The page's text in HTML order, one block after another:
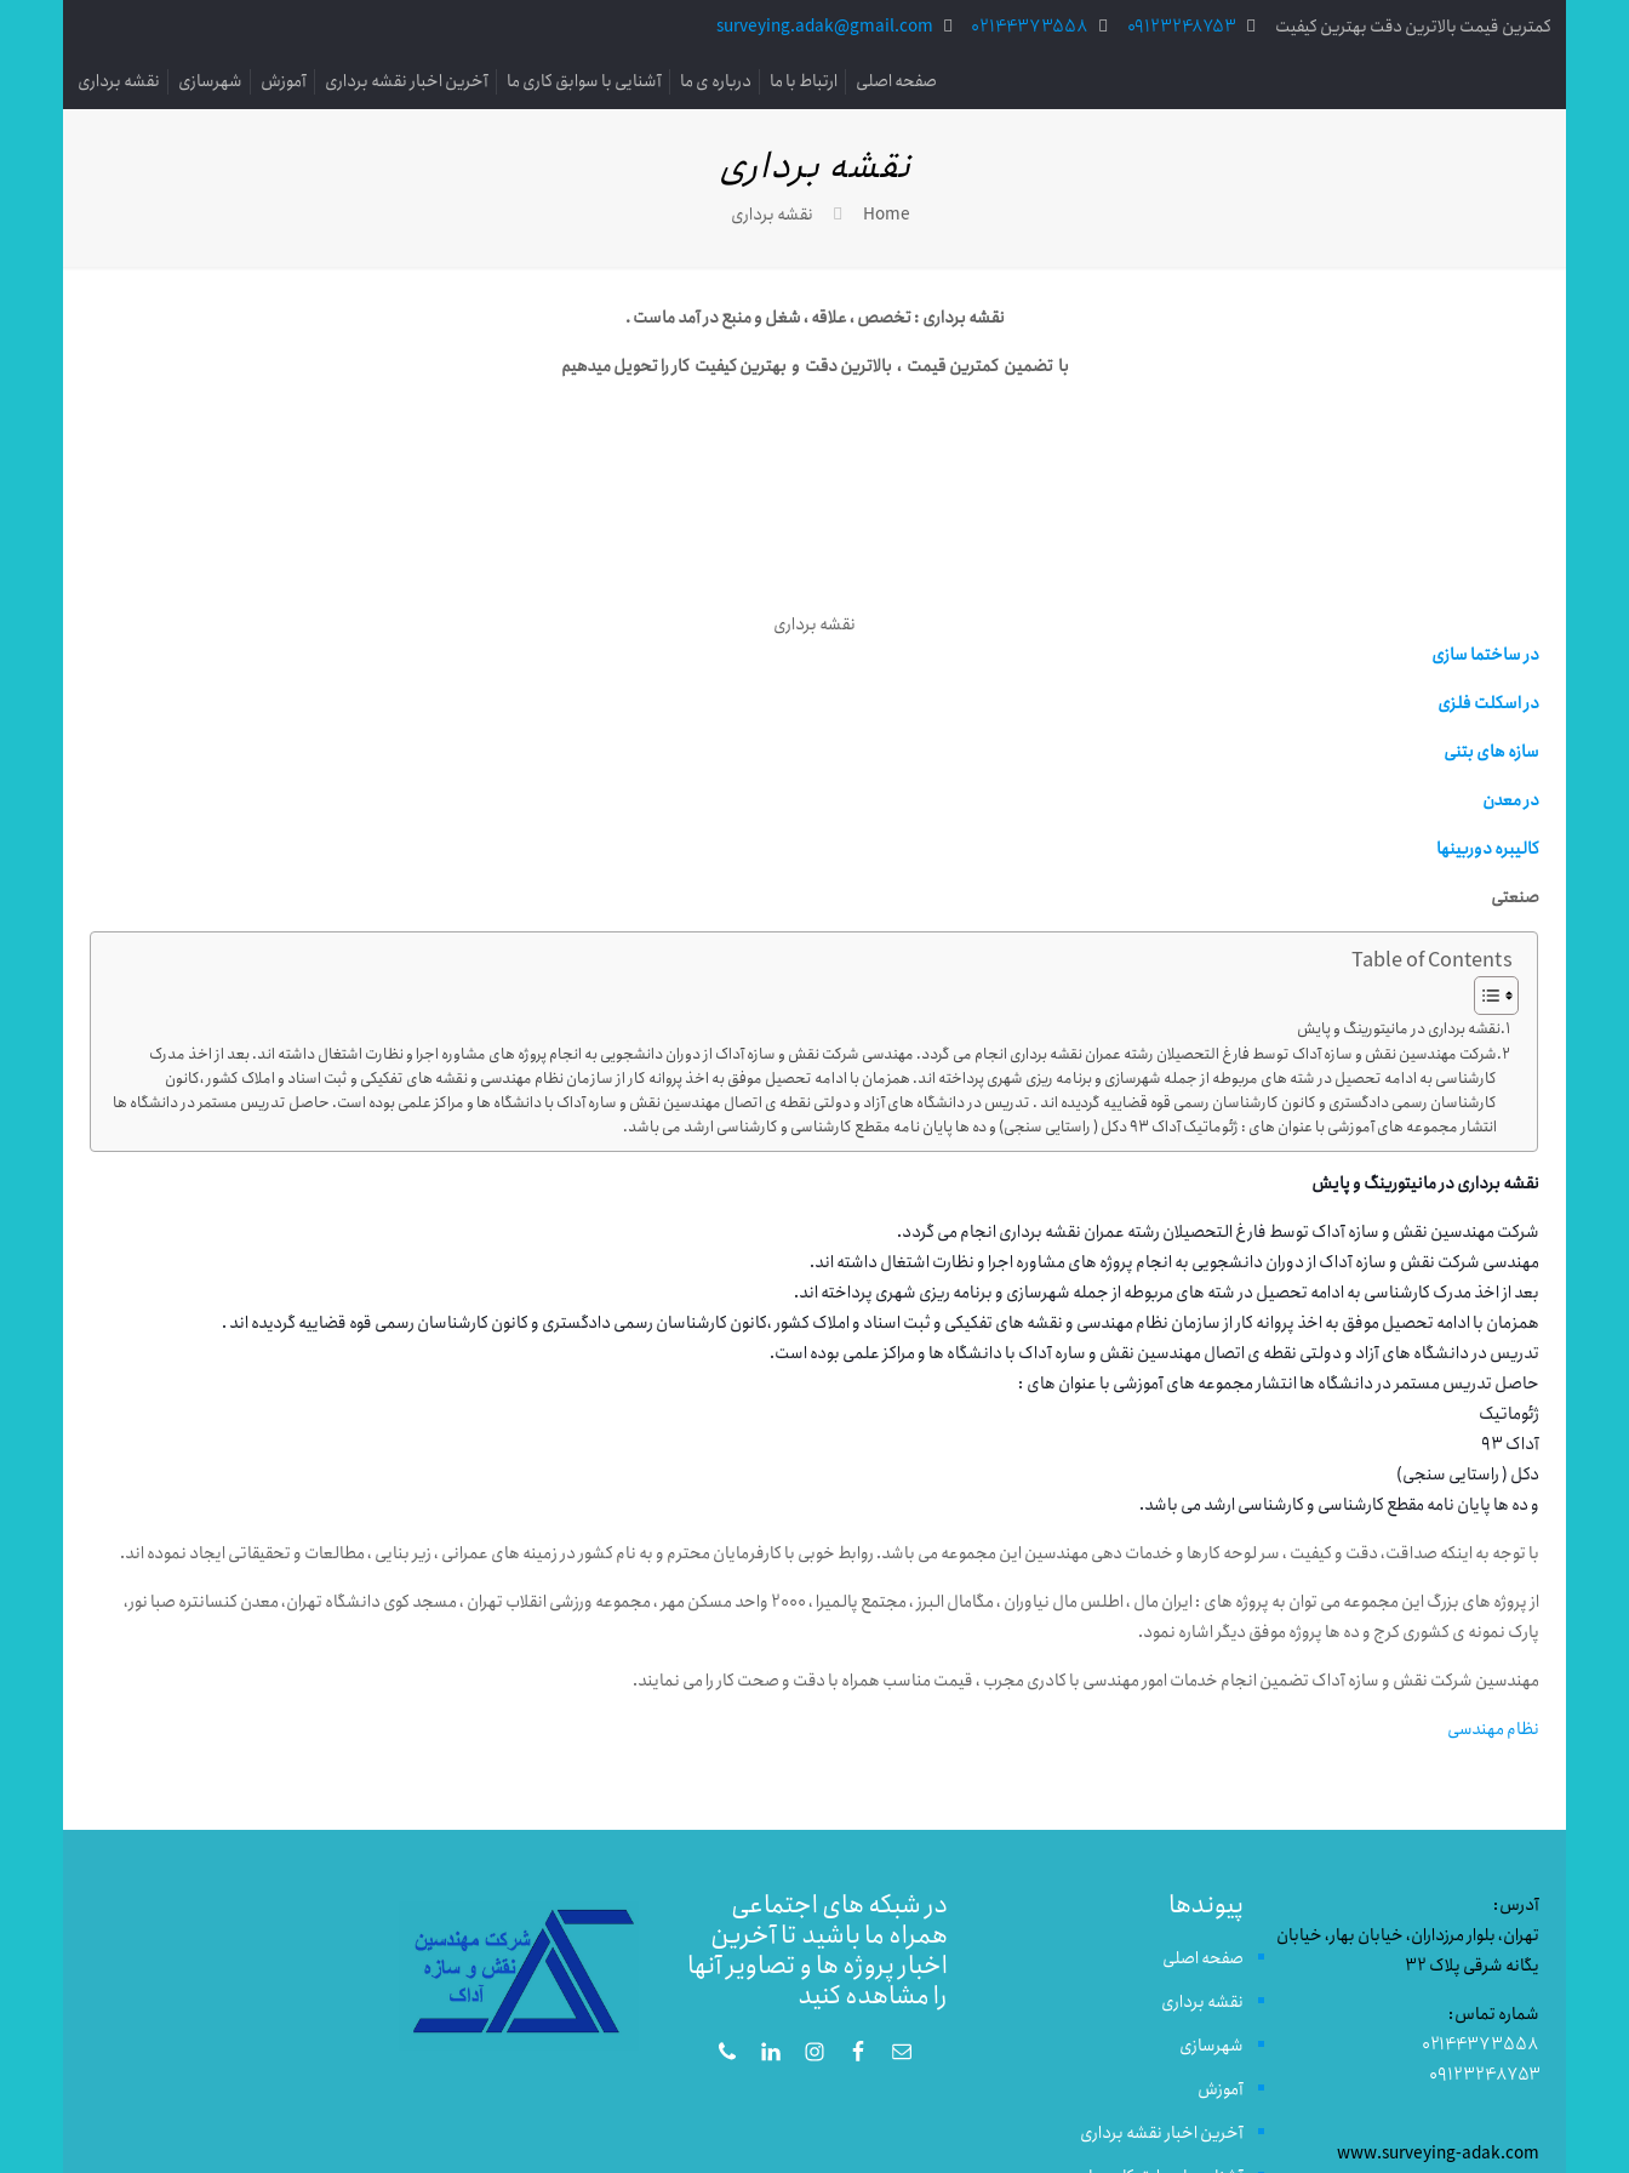
کمترین قیمت بالاترین دقت بهترین کیفیت 09123248753
02144373558
surveying.adak@gmail.com
صفحه اصلی ارتباط با ما درباره ی ما آشنایی با سوابق کاری ما آخرین اخبار نقشه برداری آموزش شهرسازی نقشه برداری
نقشه برداری
Home نقشه برداری
نقشه برداری : تخصص ، علاقه ، شغل و منبع در آمد ماست .
با تضمین کمترین قیمت ، بالاترین دقت و بهترین کیفیت کار را تحویل میدهیم
نقشه برداری
در ساختما سازی
در اسکلت فلزی
سازه های بتنی
در معدن
کالیبره دوربینها
صنعتی
Table of Contents
نقشه برداری در مانیتورینگ و پایش
شرکت مهندسین نقش و سازه آداک توسط فارغ التحصیلان رشته عمران نقشه برداری انجام می گردد. مهندسی شرکت نقش و سازه آداک از دوران دانشجویی به انجام پروژه های مشاوره اجرا و نظارت اشتغال داشته اند. بعد از اخذ مدرک
کارشناسی به ادامه تحصیل در شته های مربوطه از جمله شهرسازی و برنامه ریزی شهری پرداخته اند. همزمان با ادامه تحصیل موفق به اخذ پروانه کار از سازمان نظام مهندسی و نقشه های تفکیکی و ثبت اسناد و املاک کشور ،کانون
کارشناسان رسمی دادگستری و کانون کارشناسان رسمی قوه قضاییه گردیده اند . تدریس در دانشگاه های آزاد و دولتی نقطه ی اتصال مهندسین نقش و ساره آداک با دانشگاه ها و مراکز علمی بوده است. حاصل تدریس مستمر در دانشگاه ها
انتشار مجموعه های آموزشی با عنوان های : ژئوماتیک آداک ۹۳ دکل ( راستایی سنجی) و ده ها پایان نامه مقطع کارشناسی و کارشناسی ارشد می باشد.
نقشه برداری در مانیتورینگ و پایش
شرکت مهندسین نقش و سازه آداک توسط فارغ التحصیلان رشته عمران نقشه برداری انجام می گردد.
مهندسی شرکت نقش و سازه آداک از دوران دانشجویی به انجام پروژه های مشاوره اجرا و نظارت اشتغال داشته اند.
بعد از اخذ مدرک کارشناسی به ادامه تحصیل در شته های مربوطه از جمله شهرسازی و برنامه ریزی شهری پرداخته اند.
همزمان با ادامه تحصیل موفق به اخذ پروانه کار از سازمان نظام مهندسی و نقشه های تفکیکی و ثبت اسناد و املاک کشور ،کانون کارشناسان رسمی دادگستری و کانون کارشناسان رسمی قوه قضاییه گردیده اند .
تدریس در دانشگاه های آزاد و دولتی نقطه ی اتصال مهندسین نقش و ساره آداک با دانشگاه ها و مراکز علمی بوده است.
حاصل تدریس مستمر در دانشگاه ها انتشار مجموعه های آموزشی با عنوان های :
ژئوماتیک
آداک ۹۳
دکل ( راستایی سنجی)
و ده ها پایان نامه مقطع کارشناسی و کارشناسی ارشد می باشد.
با توجه به اینکه صداقت، دقت و کیفیت ، سر لوحه کارها و خدمات دهی مهندسین این مجموعه می باشد. روابط خوبی با کارفرمایان محترم و به نام کشور در زمینه های عمرانی ، زیر بنایی ، مطالعات و تحقیقاتی ایجاد نموده اند.
از پروژه های بزرگ این مجموعه می توان به پروژه های : ایران مال ، اطلس مال نیاوران ، مگامال البرز ، مجتمع پالمیرا ، 2000 واحد مسکن مهر ، مجموعه ورزشی انقلاب تهران ، مسجد کوی دانشگاه تهران، معدن کنسانتره صبا نور،
پارک نمونه ی کشوری کرج و ده ها پروژه موفق دیگر اشاره نمود.
مهندسین شرکت نقش و سازه آداک تضمین انجام خدمات امور مهندسی با کادری مجرب ، قیمت مناسب همراه با دقت و صحت کار را می نمایند.
نظام مهندسی
آدرس:
تهران، بلوار مرزداران، خیابان بهار، خیابان
یگانه شرقی پلاک 32
شماره تماس:
02144373558
09123248753
www.surveying-adak.com
پیوندها
صفحه اصلی
نقشه برداری
شهرسازی
آموزش
آخرین اخبار نقشه برداری
در شبکه های اجتماعی
همراه ما باشید تا آخرین
اخبار پروژه ها و تصاویر آنها
را مشاهده کنید